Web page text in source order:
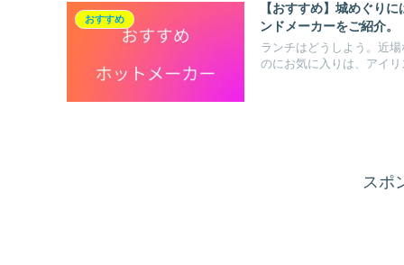
おすすめ
【おすすめ】城めぐり
ンドメーカーをご紹介。
ランチはどうしよう。近
のにお気に入りは、アイ
スポ